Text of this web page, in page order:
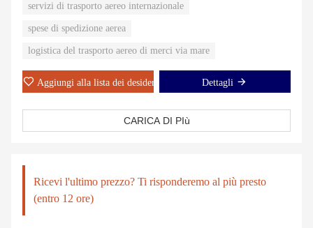
Spedizione aerea
Esprimere
Servizi di fumigazione;
Servizi di magazzinaggio
servizi di trasporto aereo internazionale
spese di spedizione aerea
logistica del trasporto aereo di merci via mare
Aggiungi alla lista dei desideri Dettagli
CARICA DI PIù
Ricevi l'ultimo prezzo? Ti risponderemo al più presto
(entro 12 ore)